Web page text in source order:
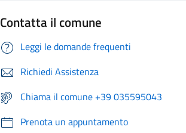
Contatta il comune
Leggi le domande frequenti
Richiedi Assistenza
Chiama il comune +39 035595043
Prenota un appuntamento